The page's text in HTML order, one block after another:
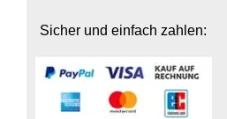
Sicher und einfach zahlen: